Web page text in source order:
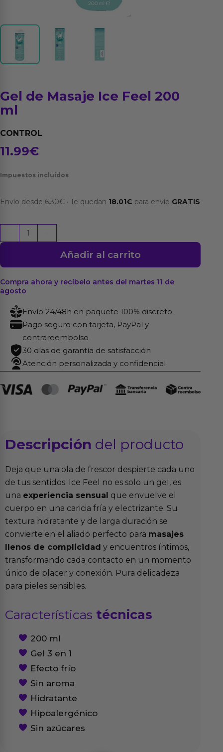
Gel de Masaje Ice Feel 200
ml
CONTROL
11.99€
Impuestos incluídos
Envío desde 6.30€ · Te quedan 18.01€ para envío GRATIS
de
Ice
Feel
200
cantidad
Añadir al carrito
Compra ahora y recíbelo antes del martes 11 de
agosto
Envío 24/48h en paquete 100% discreto
Pago seguro con tarjeta, PayPal y
contrareembolso
30 días de garantía de satisfacción
Atención personalizada y confidencial
Descripción del producto
Deja que una ola de frescor despierte cada uno
de tus sentidos. Ice Feel no es solo un gel, es
una experiencia sensual que envuelve el
cuerpo en una caricia fría y electrizante. Su
textura hidratante y de larga duración se
convierte en el aliado perfecto para masajes
llenos de complicidad y encuentros íntimos,
transformando cada contacto en un momento
único de placer y conexión. Pura delicadeza
para pieles sensibles.
Características técnicas
200 ml
Gel 3 en 1
Efecto frío
Sin aroma
Hidratante
Hipoalergénico
Sin azúcares